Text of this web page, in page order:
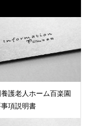
護老人ホーム百楽園
項説明書